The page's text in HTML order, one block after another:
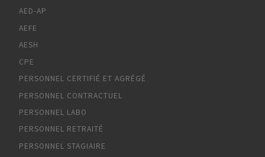
AED-AP
AEFE
AESH
CPE
PERSONNEL CERTIFIÉ ET AGRÉGÉ
PERSONNEL CONTRACTUEL
PERSONNEL LABO
PERSONNEL RETRAITÉ
PERSONNEL STAGIAIRE